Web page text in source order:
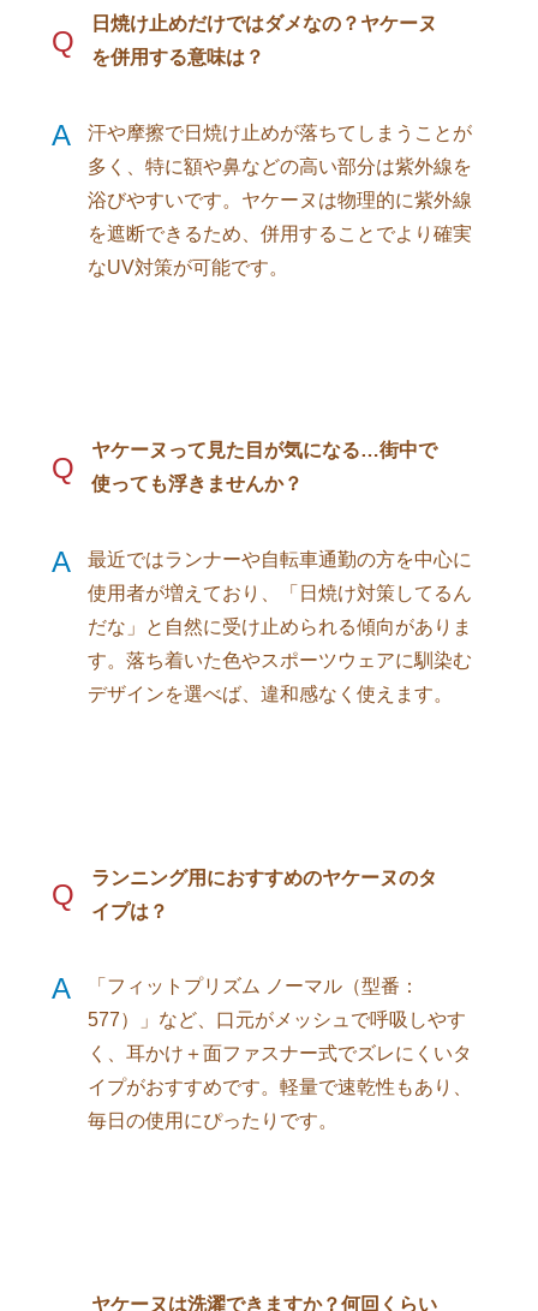
Q
日焼け止めだけではダメなの？ヤケーヌ
を併用する意味は？
A
汗や摩擦で日焼け止めが落ちてしまうことが
多く、特に額や鼻などの高い部分は紫外線を
浴びやすいです。ヤケーヌは物理的に紫外線
を遮断できるため、併用することでより確実
なUV対策が可能です。
Q
ヤケーヌって見た目が気になる…街中で
使っても浮きませんか？
A
最近ではランナーや自転車通勤の方を中心に
使用者が増えており、「日焼け対策してるん
だな」と自然に受け止められる傾向がありま
す。落ち着いた色やスポーツウェアに馴染む
デザインを選べば、違和感なく使えます。
Q
ランニング用におすすめのヤケーヌのタ
イプは？
A
「フィットプリズム ノーマル（型番：
577）」など、口元がメッシュで呼吸しやす
く、耳かけ＋面ファスナー式でズレにくいタ
イプがおすすめです。軽量で速乾性もあり、
毎日の使用にぴったりです。
ヤケーヌは洗濯できますか？何回くらい